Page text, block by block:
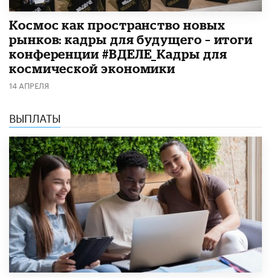
Космос как пространство новых
рынков: кадры для будущего – итоги
конференции #ВДЕЛЕ_Кадры для
космической экономики
14 АПРЕЛЯ
ВЫПЛАТЫ